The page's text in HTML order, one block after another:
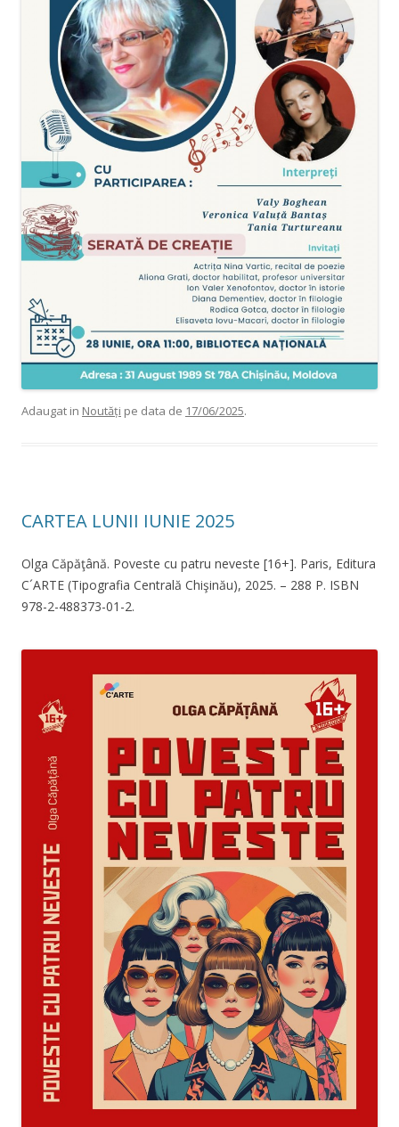
Adaugat in Noutăți pe data de 17/06/2025.
CARTEA LUNII IUNIE 2025
Olga Căpăţână. Poveste cu patru neveste [16+]. Paris, Editura
C´ARTE (Tipografia Centrală Chişinău), 2025. – 288 P. ISBN
978-2-488373-01-2.